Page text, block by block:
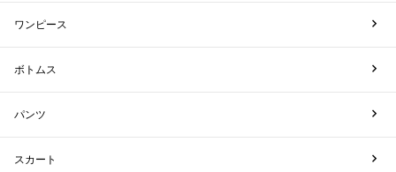
ワンピース
ボトムス
パンツ
スカート